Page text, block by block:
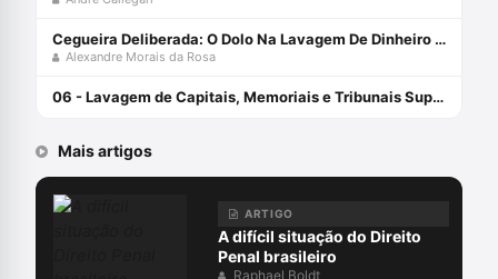
Cegueira Deliberada: O Dolo Na Lavagem De Dinheiro Em Face Das Heurísticas E Vieses Decisórios Capa comum Edição padrão, 8 novembro 2020
Alexandre Morais da Rosa
06 - Lavagem de Capitais, Memoriais e Tribunais Superiores - Pedro Paulo e Gabriella Bemfica - Defesa Solidária
Mais artigos
ARTIGO
A difícil situação do Direito
Penal brasileiro
Raphael Boldt